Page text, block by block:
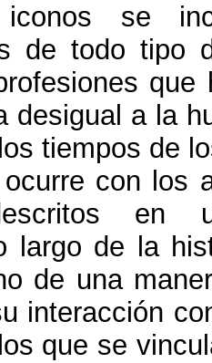
se
de todo tipo
que
desigual a la
tiempos de
con los
en
largo de la
de una
interacción
que se